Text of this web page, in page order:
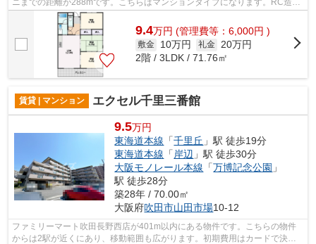
ニまでの距離が288mです。こちらはマンションタイプになります。RC造の
物件は遮音性が非常に高いので静かな環...
9.4万円 (管理費等：6,000円 )
敷金 10万円 礼金 20万円
2階 / 3LDK / 71.76㎡
賃貸 | マンション エクセル千里三番館
9.5万円
東海道本線 「千里丘 」駅 徒歩19分
東海道本線 「 岸辺 」駅 徒歩30分
大阪モノレール本線 「万博記念公園 」
駅 徒歩28分
築28年 / 70.00㎡
大阪府吹田市山田市場10-12
ファミリーマート吹田長野西店が401m以内にある物件です。こちらの物件
からは2駅が近くにあり、移動範囲も広がります。初期費用はカードで決済